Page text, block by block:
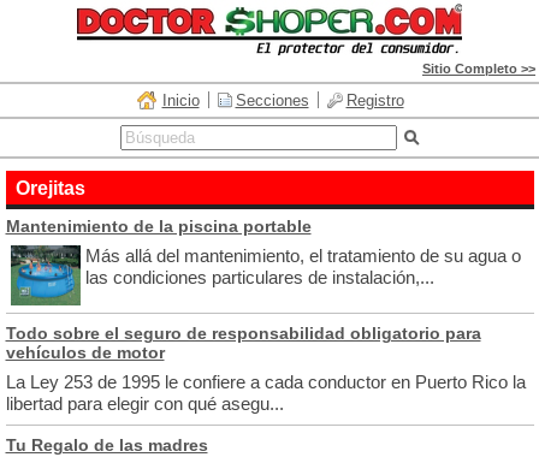
Sitio Completo >>
Inicio Secciones Registro
Orejitas
Mantenimiento de la piscina portable
Más allá del mantenimiento, el tratamiento de su agua o
las condiciones particulares de instalación,...
Todo sobre el seguro de responsabilidad obligatorio para
vehículos de motor
La Ley 253 de 1995 le confiere a cada conductor en Puerto Rico la
libertad para elegir con qué asegu...
Tu Regalo de las madres